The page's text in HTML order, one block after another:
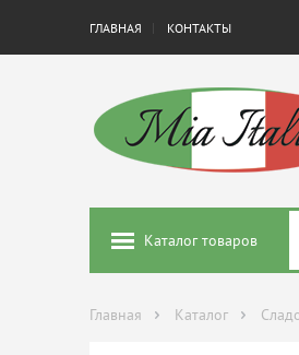
ГЛАВНАЯ КОНТАКТЫ
Каталог товаров
Главная Каталог